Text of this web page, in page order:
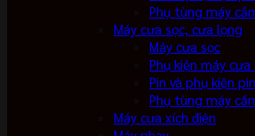
Phụ tùng máy
Máy cưa sọc, cưa lọng
Máy cưa sọc
Phụ kiện máy cưa
Pin và phụ kiện pin
Phụ tùng máy
Máy cưa xích điện